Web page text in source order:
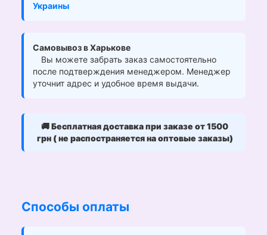
Украины
Самовывоз в Харькове
Вы можете забрать заказ самостоятельно
после подтверждения менеджером. Менеджер
уточнит адрес и удобное время выдачи.
🚚Бесплатная доставка при заказе от 1500
грн ( не распостраняется на оптовые заказы)
Способы оплаты